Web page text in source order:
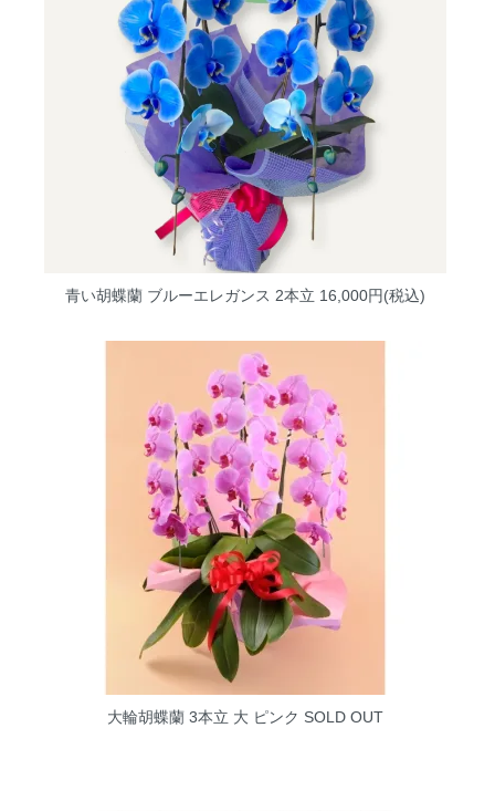
青い胡蝶蘭 ブルーエレガンス 2本立 16,000円(税込)
大輪胡蝶蘭 3本立 大 ピンク SOLD OUT